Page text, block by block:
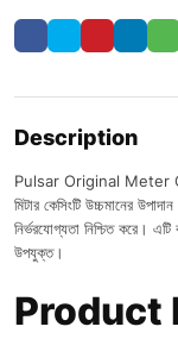
Description
Pulsar Original Meter
মিটার কেসিংটি উচ্চমানের
নির্ভরযোগ্যতা নিশ্চিত করে।
উপযুক্ত।
Product